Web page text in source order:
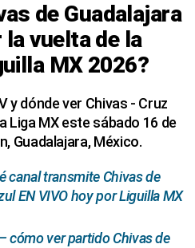
de Guadalajara
vuelta de la
MX 2026?
y dónde ver Chivas - Cruz
Liga MX este sábado 16 de
Guadalajara, México.
canal transmite Chivas de
EN VIVO hoy por Liguilla MX
cómo ver partido Chivas de